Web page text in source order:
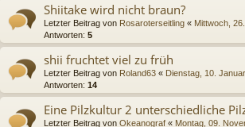
Shiitake wird nicht braun?
Letzter Beitrag von Rosaroterseitling « Mittwoch,
Antworten: 5
shii fruchtet viel zu früh
Letzter Beitrag von Roland63 « Dienstag, 10.
Antworten: 14
Eine Pilzkultur 2 unterschiedliche
Letzter Beitrag von Okeanograf « Montag, 09.